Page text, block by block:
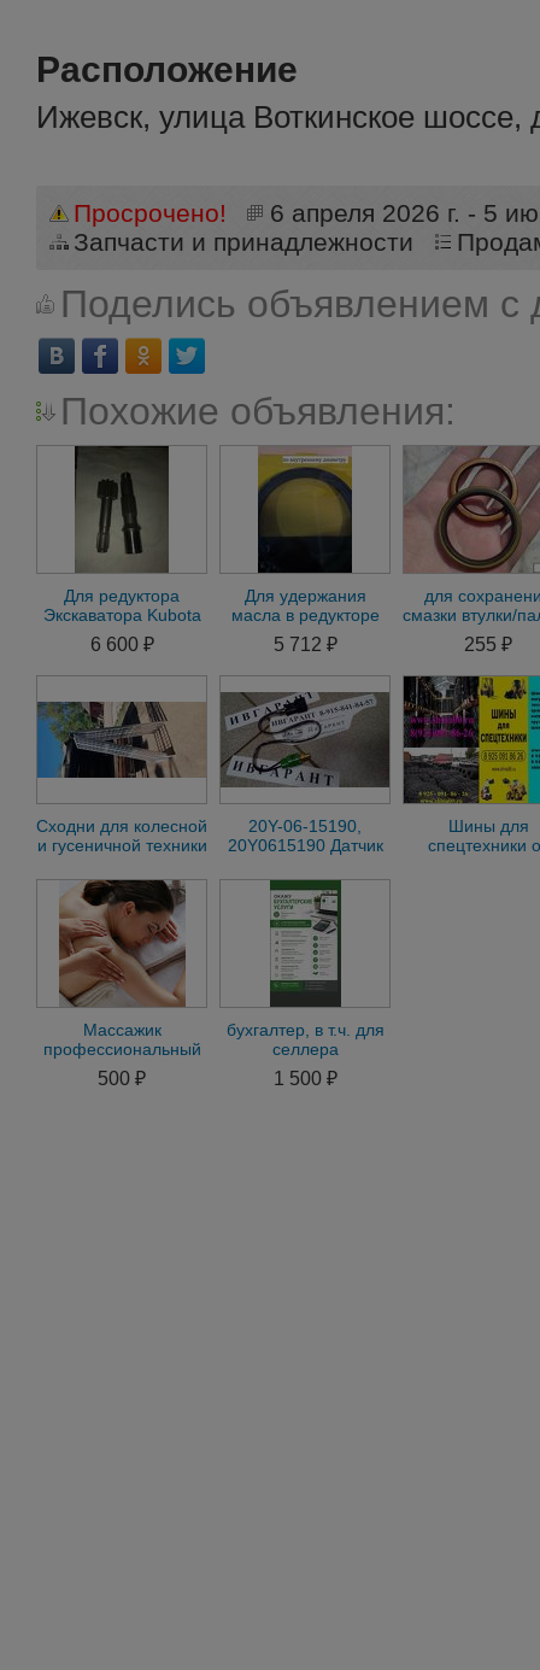
Расположение
Ижевск, улица Воткинское
Просрочено!
6 апреля 2026 г. - 5
Запчасти и принадлежности
Поделись объявлением с
Похожие объявления:
Для редуктора
Экскаватора Kubota
RX302
6 600 ₽
Для удержания
масла в редукторе
хода Hitachi EX30
5 712 ₽
для
смазки втулки/
мини 255 ₽
Сходни для колесной
и гусеничной техники
20Y-06-15190,
20Y0615190 Датчик
экскаватор Komatsu
20Y
Шины для
спецтехники
Массажик
профессиональный
для мужчины
500 ₽
бухгалтер, в т.ч. для
селлера
1 500 ₽